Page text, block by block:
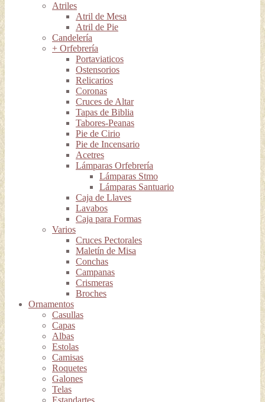
Atriles
Atril de Mesa
Atril de Pie
Candelería
+ Orfebrería
Portaviaticos
Ostensorios
Relicarios
Coronas
Cruces de Altar
Tapas de Biblia
Tabores-Peanas
Pie de Cirio
Pie de Incensario
Acetres
Lámparas Orfebrería
Lámparas Stmo
Lámparas Santuario
Caja de Llaves
Lavabos
Caja para Formas
Varios
Cruces Pectorales
Maletín de Misa
Conchas
Campanas
Crismeras
Broches
Ornamentos
Casullas
Capas
Albas
Estolas
Camisas
Roquetes
Galones
Telas
Estandartes